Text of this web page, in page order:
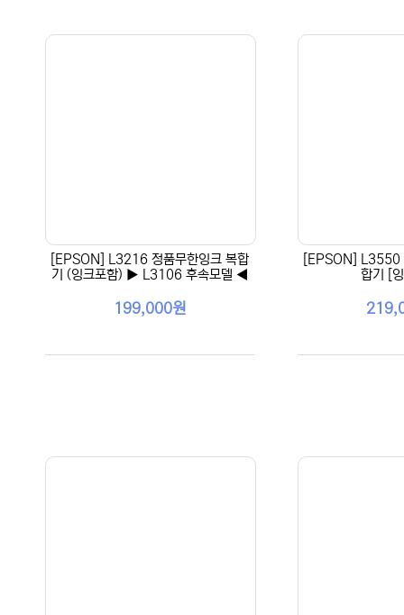
[EPSON] L3216 정품무한잉크 복합
기 (잉크포함) ▶ L3106 후속모델 ◀
199,000원
[EPSON] L3550
합기 [